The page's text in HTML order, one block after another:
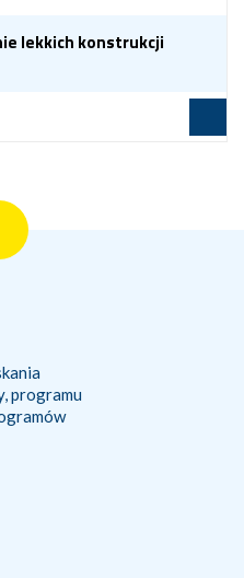
lekkich konstrukcji
programu